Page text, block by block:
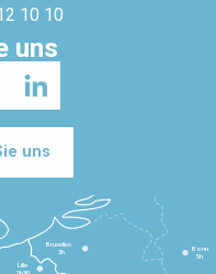
10 10
uns
uns
Lille
2h30
Bruxelles
3h
Bonn
5h